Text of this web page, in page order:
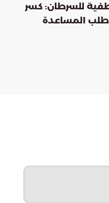
للسرطان: كسر
المساعدة